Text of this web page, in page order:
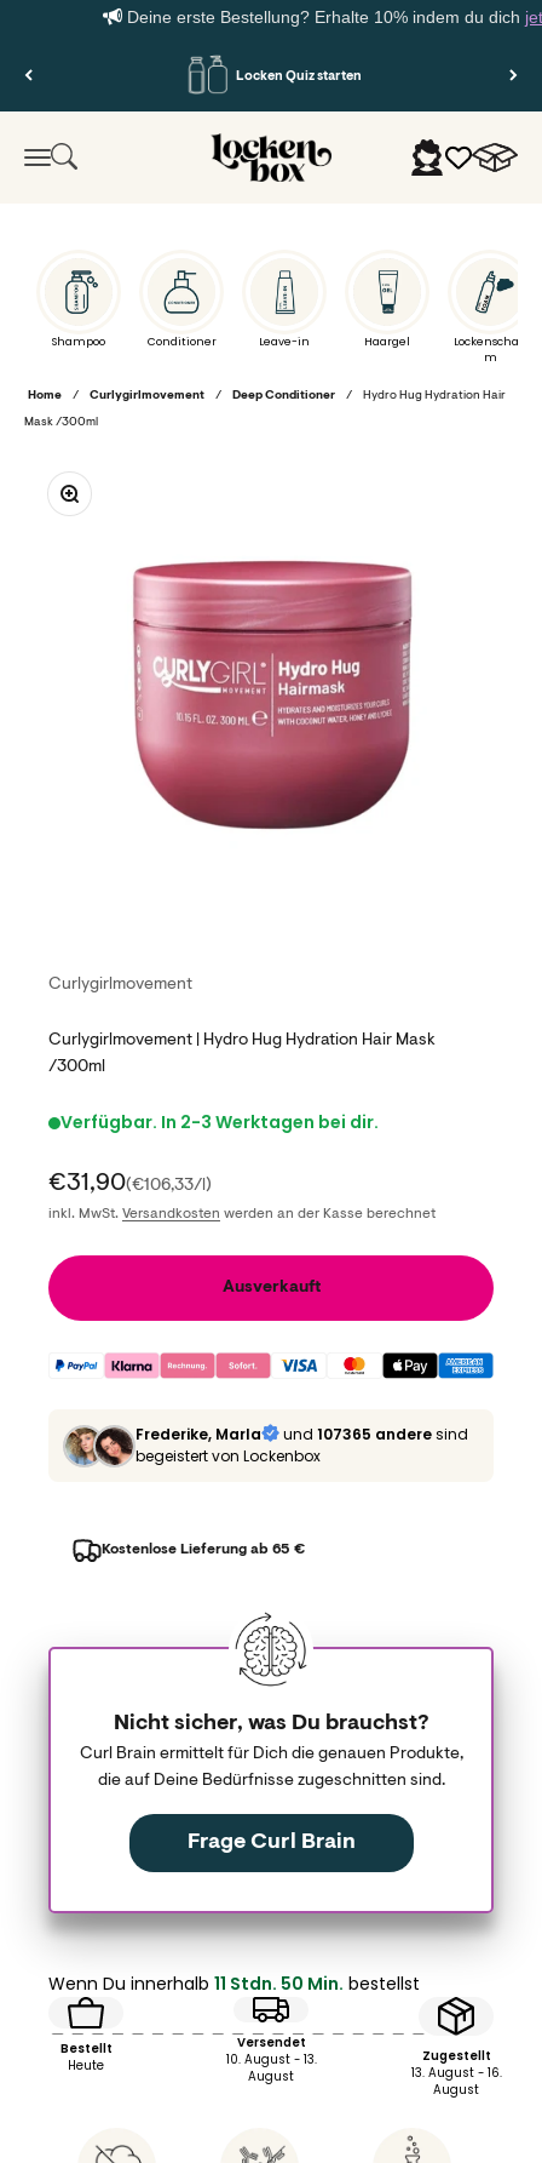
Deine erste Bestellung? Erhalte 10% indem du dichjetzt
Locken Quiz starten
MenüSuche Lockenbox.com Anmelden
Shampoo Conditioner Leave-in Haargel
Lockenschau
m
Home / Curlygirlmovement / Deep Conditioner / Hydro Hug Hydration Hair
Mask /300ml
Bild vergrößern
Curlygirlmovement
Curlygirlmovement | Hydro Hug Hydration Hair Mask
/300ml
Verfügbar. In 2-3 Werktagen bei dir.
Angebot
€31,90(€106,33/l)
inkl. MwSt. Versandkosten werden an der Kasse berechnet
Ausverkauft
Frederike, Marla und 107365 anderesind
begeistert von Lockenbox
Kostenlose Lieferung ab 65 €
Nicht sicher, was Du brauchst?
Curl Brain ermittelt für Dich die genauen Produkte,
die auf Deine Bedürfnisse zugeschnitten sind.
Frage Curl Brain
Wenn Du innerhalb 11 Stdn. 50 Min. bestellst
Bestellt
Heute
Versendet
10. August - 13.
August
Zugestellt
13. August - 16.
August